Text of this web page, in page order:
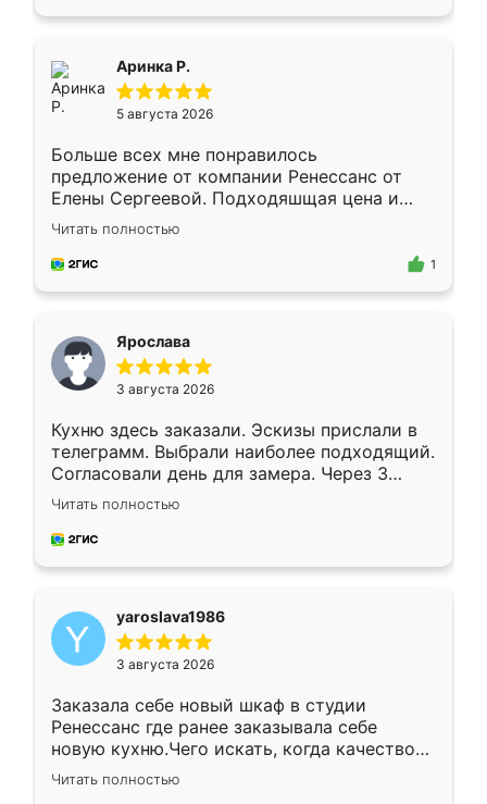
Аринка Р.
5 августа 2026
Больше всех мне понравилось
предложение от компании Ренессанс от
Елены Сергеевой. Подходяшщая цена и
короткие сроки изготовления. Приехавший
для замера сотрудник Владислав
предложил по моему эскизу самый
Читать полностью
1
Ярослава
3 августа 2026
Кухню здесь заказали. Эскизы прислали в
телеграмм. Выбрали наиболее подходящий.
Согласовали день для замера. Через 3
недели кухня была уже готова. Остались
довольны работой. Спасибо Ренессанс
мебель за качественную работу!
Читать полностью
yaroslava1986
3 августа 2026
Заказала себе новый шкаф в студии
Ренессанс где ранее заказывала себе
новую кухню.Чего искать, когда качеством
вполне довольна. Служит кухня уже почти
два года, нареканий нет.
Читать полностью